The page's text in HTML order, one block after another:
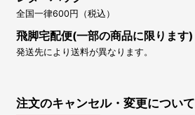
全国一律600円（税込）
飛脚宅配便(一部の商品に限ります)
発送先により送料が異なります。
注文のキャンセル・変更について